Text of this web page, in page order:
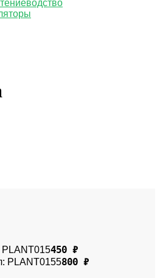
PLANT015450 ₽
PLANT0155800 ₽